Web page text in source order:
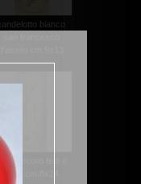
bianco
cero decoro fedi e
croci cm.8x24